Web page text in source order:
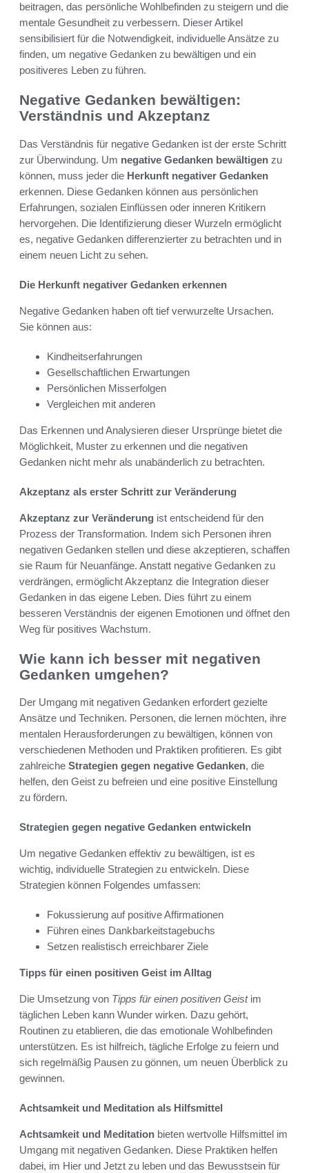
beitragen, das persönliche Wohlbefinden zu steigern und die
mentale Gesundheit zu verbessern. Dieser Artikel
sensibilisiert für die Notwendigkeit, individuelle Ansätze zu
finden, um negative Gedanken zu bewältigen und ein
positiveres Leben zu führen.
Negative Gedanken bewältigen:
Verständnis und Akzeptanz
Das Verständnis für negative Gedanken ist der erste Schritt
zur Überwindung. Um negative Gedanken bewältigen zu
können, muss jeder die Herkunft negativer Gedanken
erkennen. Diese Gedanken können aus persönlichen
Erfahrungen, sozialen Einflüssen oder inneren Kritikern
hervorgehen. Die Identifizierung dieser Wurzeln ermöglicht
es, negative Gedanken differenzierter zu betrachten und in
einem neuen Licht zu sehen.
Die Herkunft negativer Gedanken erkennen
Negative Gedanken haben oft tief verwurzelte Ursachen.
Sie können aus:
Kindheitserfahrungen
Gesellschaftlichen Erwartungen
Persönlichen Misserfolgen
Vergleichen mit anderen
Das Erkennen und Analysieren dieser Ursprünge bietet die
Möglichkeit, Muster zu erkennen und die negativen
Gedanken nicht mehr als unabänderlich zu betrachten.
Akzeptanz als erster Schritt zur Veränderung
Akzeptanz zur Veränderung ist entscheidend für den
Prozess der Transformation. Indem sich Personen ihren
negativen Gedanken stellen und diese akzeptieren, schaffen
sie Raum für Neuanfänge. Anstatt negative Gedanken zu
verdrängen, ermöglicht Akzeptanz die Integration dieser
Gedanken in das eigene Leben. Dies führt zu einem
besseren Verständnis der eigenen Emotionen und öffnet den
Weg für positives Wachstum.
Wie kann ich besser mit negativen
Gedanken umgehen?
Der Umgang mit negativen Gedanken erfordert gezielte
Ansätze und Techniken. Personen, die lernen möchten, ihre
mentalen Herausforderungen zu bewältigen, können von
verschiedenen Methoden und Praktiken profitieren. Es gibt
zahlreiche Strategien gegen negative Gedanken, die
helfen, den Geist zu befreien und eine positive Einstellung
zu fördern.
Strategien gegen negative Gedanken entwickeln
Um negative Gedanken effektiv zu bewältigen, ist es
wichtig, individuelle Strategien zu entwickeln. Diese
Strategien können Folgendes umfassen:
Fokussierung auf positive Affirmationen
Führen eines Dankbarkeitstagebuchs
Setzen realistisch erreichbarer Ziele
Tipps für einen positiven Geist im Alltag
Die Umsetzung von Tipps für einen positiven Geistim
täglichen Leben kann Wunder wirken. Dazu gehört,
Routinen zu etablieren, die das emotionale Wohlbefinden
unterstützen. Es ist hilfreich, tägliche Erfolge zu feiern und
sich regelmäßig Pausen zu gönnen, um neuen Überblick zu
gewinnen.
Achtsamkeit und Meditation als Hilfsmittel
Achtsamkeit und Meditation bieten wertvolle Hilfsmittel im
Umgang mit negativen Gedanken. Diese Praktiken helfen
dabei, im Hier und Jetzt zu leben und das Bewusstsein für